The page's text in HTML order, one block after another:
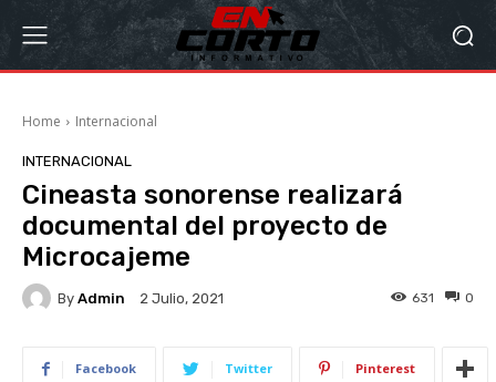
Home Internacional
INTERNACIONAL
Cineasta sonorense realizará
documental del proyecto de
Microcajeme
By Admin 2 Julio, 2021 0
631
Facebook Twitter Pinterest